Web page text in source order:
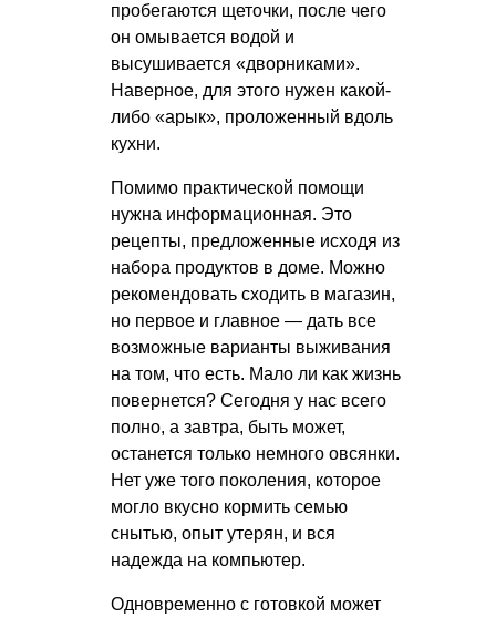
пробегаются щеточки, после чего
он омывается водой и
высушивается «дворниками».
Наверное, для этого нужен какой-
либо «арык», проложенный вдоль
кухни.
Помимо практической помощи
нужна информационная. Это
рецепты, предложенные исходя из
набора продуктов в доме. Можно
рекомендовать сходить в магазин,
но первое и главное — дать все
возможные варианты выживания
на том, что есть. Мало ли как жизнь
повернется? Сегодня у нас всего
полно, а завтра, быть может,
останется только немного овсянки.
Нет уже того поколения, которое
могло вкусно кормить семью
снытью, опыт утерян, и вся
надежда на компьютер.
Одновременно с готовкой может